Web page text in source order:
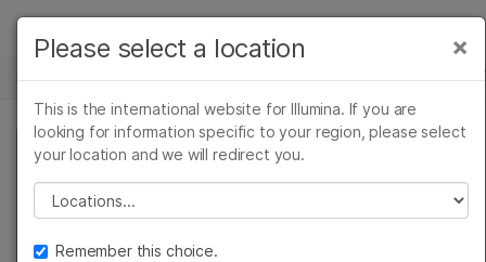
ソリューション
ラーニング
企業情報
サポート
サイエンスと学習
シーケンス法の探索
×
Please select a location
This is the international website for Illumina. If you are
looking for information specific to your region, please select
your location and we will redirect you.
Please select a location
Remember this choice.
×
がん研究
農学研究
複雑な疾患
臨床オンコロジー
遺伝性および希少疾患
研究